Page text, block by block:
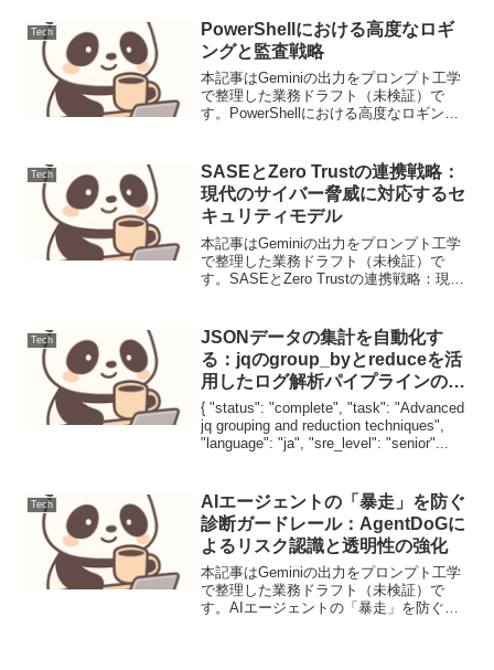
ファイル操作やシステム設定をVBAで行
う際...
Tech
PowerShellにおける高度なロギ
ングと監査戦略
本記事はGeminiの出力をプロンプト工学
で整理した業務ドラフト（未検証）で
す。PowerShellにおける高度なロギング
すが、その真価は高度なロギング...
Tech
SASEとZero Trustの連携戦略：
現代のサイバー脅威に対応するセ
キュリティモデル
本記事はGeminiの出力をプロンプト工学
で整理した業務ドラフト（未検証）で
す。SASEとZero Trustの連携戦略：現代
ービスの利用拡大、リモートワークの常
態化...
Tech
JSONデータの集計を自動化す
る：jqのgroup_byとreduceを活
用したログ解析パイプラインの構
築
{ "status": "complete", "task": "Advanced
jq grouping and reduction techniques",
"language": "ja", "sre_level": "senior"...
Tech
AIエージェントの「暴走」を防ぐ
診断ガードレール：AgentDoGに
よるリスク認識と透明性の強化
本記事はGeminiの出力をプロンプト工学
で整理した業務ドラフト（未検証）で
す。AIエージェントの「暴走」を防ぐ診